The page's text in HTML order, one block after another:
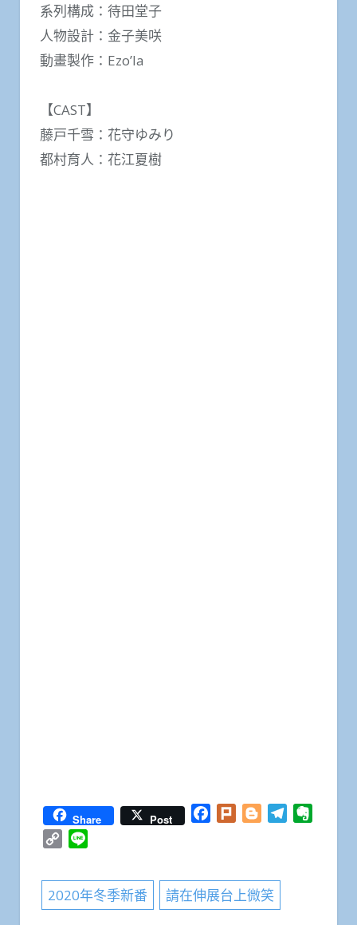
系列構成：待田堂子
人物設計：金子美咲
動畫製作：Ezo’la
【CAST】
藤戸千雪：花守ゆみり
都村育人：花江夏樹
Share Post Facebook
Plurk BloggerTelegram
Copy
2020年冬季新番 請在伸展台上微笑